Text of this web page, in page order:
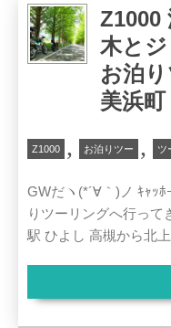
Z1000
木と
お泊
美浜町
Z1000 , お泊りツー , ツ
GWだヽ(*´∀｀)ノ ｷｬｯ
りツーリングへ行って
駅 ひよし 高槻から北